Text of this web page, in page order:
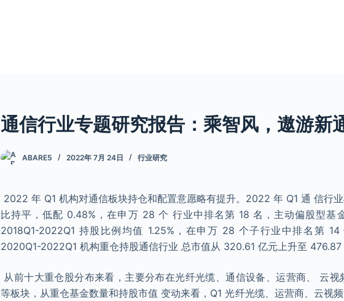
通信行业专题研究报告：乘智风，遨游新
ABARE5 2022年 7月 24日 行业研究
2022 年 Q1 机构对通信板块持仓和配置意愿略有提升。2022 年 Q1 通 信行
比持平，低配 0.48%，在申万 28 个 行业中排名第 18 名，主动偏股型基
2018Q1-2022Q1 持股比例均值 1.25%，在申万 28 个子行业中排名第 14
2020Q1-2022Q1 机构重仓持股通信行业 总市值从 320.61 亿元上升至 476.87
从前十大重仓股分布来看，主要分布在光纤光缆、通信设备、运营商、 云
等板块，从重仓基金数量和持股市值 变动来看，Q1 光纤光缆、运营商、云视